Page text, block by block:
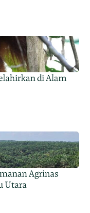
di Alam
Agrinas
Utara